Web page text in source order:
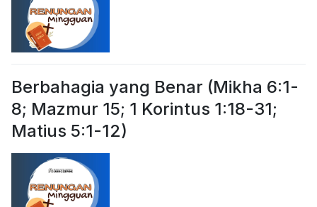
Berbahagia yang Benar (Mikha 6:1-
8; Mazmur 15; 1 Korintus 1:18-31;
Matius 5:1-12)